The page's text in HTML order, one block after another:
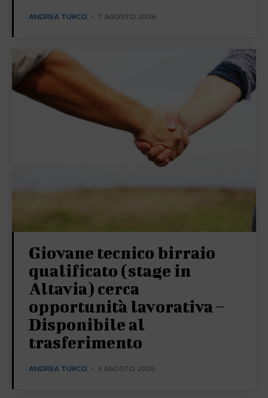
ANDREA TURCO - 7 AGOSTO 2026
Giovane tecnico birraio
qualificato (stage in
Altavia) cerca
opportunità lavorativa –
Disponibile al
trasferimento
ANDREA TURCO - 3 AGOSTO 2026